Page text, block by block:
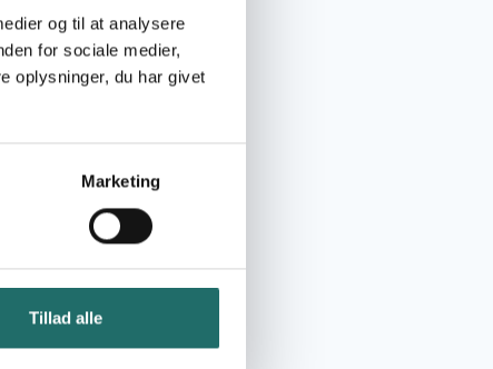
og til at analysere
for sociale medier,
oplysninger, du har givet
Marketing
Tillad alle